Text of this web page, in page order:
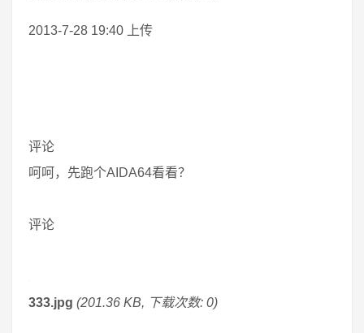
2013-7-28 19:40 上传
评论
呵呵，先跑个AIDA64看看？
评论
333.jpg (201.36 KB, 下载次数: 0)